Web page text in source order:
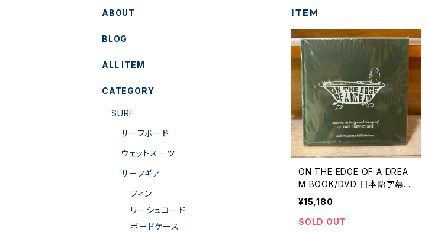
ITEM
ON THE EDGE OF A DREA
M BOOK/DVD 日本語字幕付
き
¥15,180
SOLD OUT
ABOUT
BLOG
ALL ITEM
CATEGORY
SURF
サーフボード
ウェットスーツ
サーフギア
フィン
リーシュコード
ボードケース